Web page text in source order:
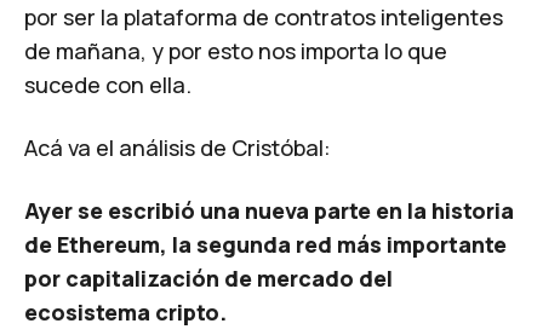
por ser la plataforma de contratos inteligentes
de mañana, y por esto nos importa lo que
sucede con ella.
Acá va el análisis de Cristóbal:
Ayer se escribió una nueva parte en la historia
de Ethereum, la segunda red más importante
por capitalización de mercado del
ecosistema cripto.